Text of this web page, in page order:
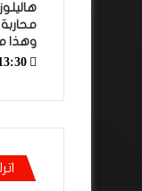
وهذا
13:30 | 30 سبتمبر،